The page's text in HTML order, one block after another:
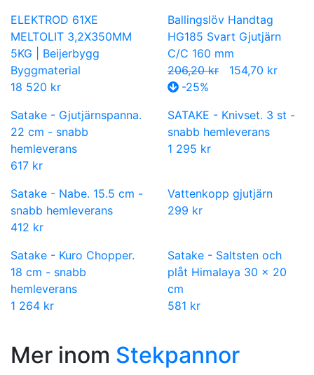
ELEKTROD 61XE
MELTOLIT 3,2X350MM
5KG | Beijerbygg
Byggmaterial
18 520 kr
Ballingslöv Handtag
HG185 Svart Gjutjärn
C/C 160 mm
206,20 kr 154,70 kr
-25%
Satake - Gjutjärnspanna.
22 cm - snabb
hemleverans
617 kr
SATAKE - Knivset. 3 st -
snabb hemleverans
1 295 kr
Satake - Nabe. 15.5 cm -
snabb hemleverans
412 kr
Vattenkopp gjutjärn
299 kr
Satake - Kuro Chopper.
18 cm - snabb
hemleverans
1 264 kr
Satake - Saltsten och
plåt Himalaya 30 x 20
cm
581 kr
Mer inom Stekpannor